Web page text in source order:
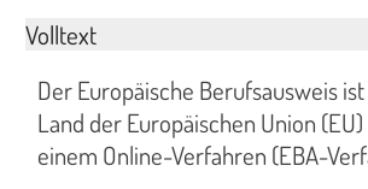
Volltext
Der Europäische Berufsausweis
Land der Europäischen Union
einem Online-Verfahren (EBA-